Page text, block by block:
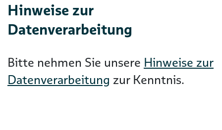
Hinweise zur
Datenverarbeitung
Bitte nehmen Sie unsere Hinweise zur
Datenverarbeitung zur Kenntnis.